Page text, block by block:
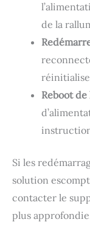
de la
Reboot de
Si les
solution
contacter le
plus